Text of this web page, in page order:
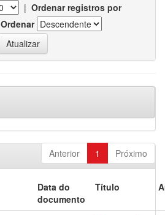
| Ordenar registros por
Ordenar
Anterior 1 Próximo
Data do
documento
Título